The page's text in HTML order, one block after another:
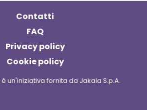
Contatti
FAQ
Privacy policy
Cookie policy
un'iniziativa fornita da Jakala S.p.A.